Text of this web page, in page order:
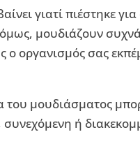
γιατί πιέστηκε
μουδιάζουν συχνά
ο οργανισμός σας
του μουδιάσματος
συνεχόμενη ή